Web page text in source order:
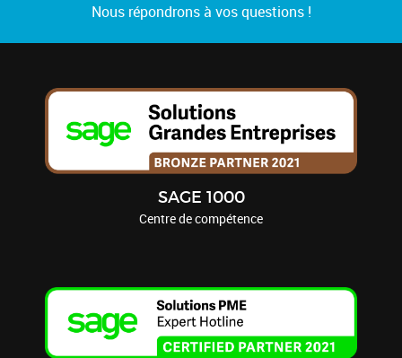
Nous répondrons à vos questions !
SAGE 1000
Centre de compétence